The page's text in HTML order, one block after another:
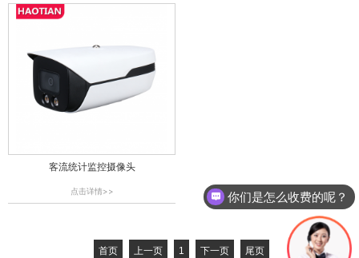
客流统计监控摄像头
点击详情>>
首页 上一页 1 下一页 尾页
你们是怎么收费的呢？
现在有优惠活动么？